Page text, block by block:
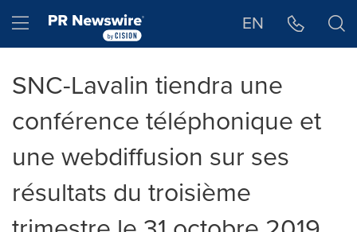
Hamburger menu EN
SNC-Lavalin tiendra une
conférence téléphonique et
une webdiffusion sur ses
résultats du troisième